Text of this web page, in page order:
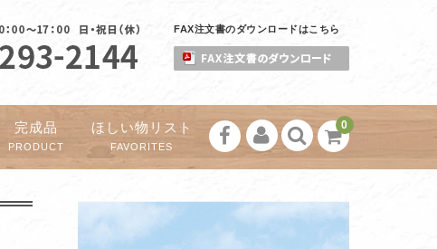
FAX注文書のダウンロードはこちら
0
完成品
PRODUCT
ほしい物リスト
FAVORITES